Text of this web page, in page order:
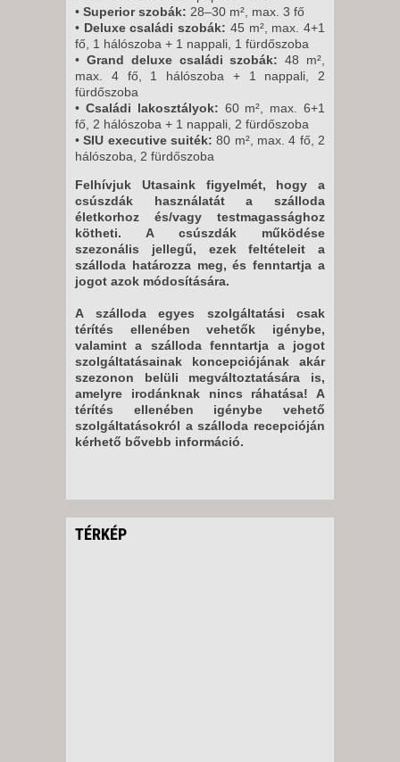
• Superior szobák: 28–30 m², max. 3 fő
• Deluxe családi szobák: 45 m², max. 4+1
fő, 1 hálószoba + 1 nappali, 1 fürdőszoba
• Grand deluxe családi szobák: 48 m²,
max. 4 fő, 1 hálószoba + 1 nappali, 2
fürdőszoba
• Családi lakosztályok: 60 m², max. 6+1
fő, 2 hálószoba + 1 nappali, 2 fürdőszoba
•SIU executive suiték: 80 m², max. 4 fő, 2
hálószoba, 2 fürdőszoba
Felhívjuk Utasaink figyelmét, hogy a
csúszdák használatát a szálloda
életkorhoz és/vagy testmagassághoz
kötheti. A csúszdák működése
szezonális jellegű, ezek feltételeit a
szálloda határozza meg, és fenntartja a
jogot azok módosítására.
A szálloda egyes szolgáltatási csak
térítés ellenében vehetők igénybe,
valamint a szálloda fenntartja a jogot
szolgáltatásainak koncepciójának akár
szezonon belüli megváltoztatására is,
amelyre irodánknak nincs ráhatása! A
térítés ellenében igénybe vehető
szolgáltatásokról a szálloda recepcióján
kérhető bővebb információ.
TÉRKÉP